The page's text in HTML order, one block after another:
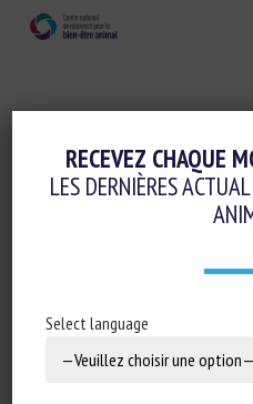
CATÉGORIE
Risk assessment:
good animal
RECEVEZ CHAQUE
LES DERNIÈRES
Select language